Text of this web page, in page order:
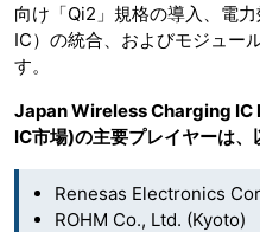
向け「Qi2」規格の導入、電
IC）の統合、およびモジュー
す。
Japan Wireless Charging IC
IC市場)の主要プレイヤーは、
Renesas Electronics
ROHM Co., Ltd. (Kyoto)